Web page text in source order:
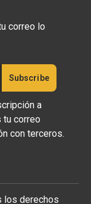
correo lo
a
tu correo
con terceros.
los derechos